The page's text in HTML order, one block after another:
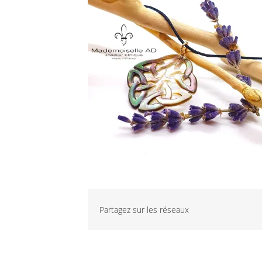
Partagez sur les réseaux